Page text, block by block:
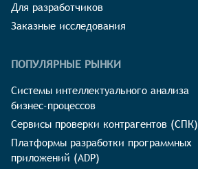
Для разработчиков
Заказные исследования
ПОПУЛЯРНЫЕ РЫНКИ
Системы интеллектуального анализа
бизнес-процессов
Сервисы проверки контрагентов (СПК)
Платформы разработки программных
приложений (ADP)